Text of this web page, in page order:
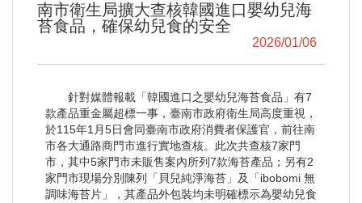
南市衛生局擴大查核韓國進口嬰幼兒海
苔食品，確保幼兒食的安全
2026/01/06
針對媒體報載「韓國進口之嬰幼兒海苔食品」有7
款產品重金屬超標一事，臺南市政府衛生局高度重視，
於115年1月5日會同臺南市政府消費者保護官，前往南
市各大通路商門市進行實地查核。此次共查核7家門
市，其中5家門市未販售案內所列7款海苔產品；另有2
家門市現場分別陳列「貝兒純淨海苔」及「ibobomi 無
調味海苔片」，其產品外包裝均未明確標示為嬰幼兒食